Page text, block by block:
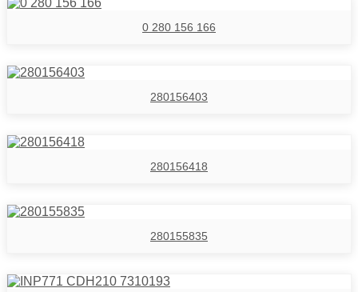
0 280 156 166
280156403
280156418
280155835